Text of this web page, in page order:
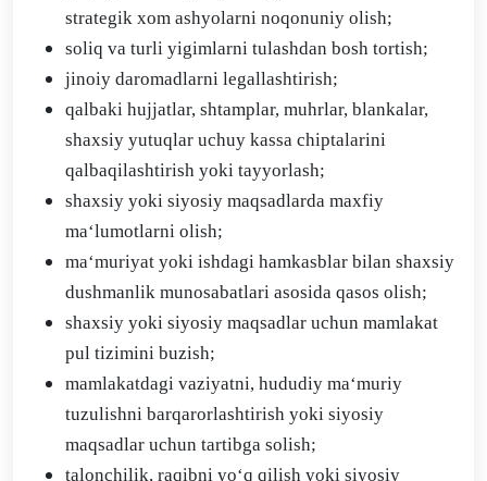
strategik xom ashyolarni noqonuniy olish;
soliq va turli yigimlarni tulashdan bosh tortish;
jinoiy daromadlarni legallashtirish;
qalbaki hujjatlar, shtamplar, muhrlar, blankalar,
shaxsiy yutuqlar uchuy kassa chiptalarini
qalbaqilashtirish yoki tayyorlash;
shaxsiy yoki siyosiy maqsadlarda maxfiy
ma‘lumotlarni olish;
ma‘muriyat yoki ishdagi hamkasblar bilan shaxsiy
dushmanlik munosabatlari asosida qasos olish;
shaxsiy yoki siyosiy maqsadlar uchun mamlakat
pul tizimini buzish;
mamlakatdagi vaziyatni, hududiy ma‘muriy
tuzulishni barqarorlashtirish yoki siyosiy
maqsadlar uchun tartibga solish;
talonchilik, raqibni yo‘q qilish yoki siyosiy